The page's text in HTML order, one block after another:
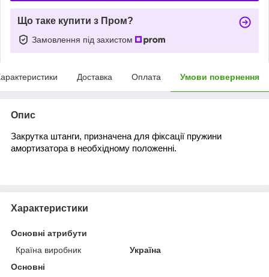
Що таке купити з Пром?
Замовлення під захистом
Доставка Оплата Умови повернення
Опис
Закрутка штанги, призначена для фіксації пружини
амортизатора в необхідному положенні.
Характеристики
Основні атрибути
Країна виробник
Україна
Основні